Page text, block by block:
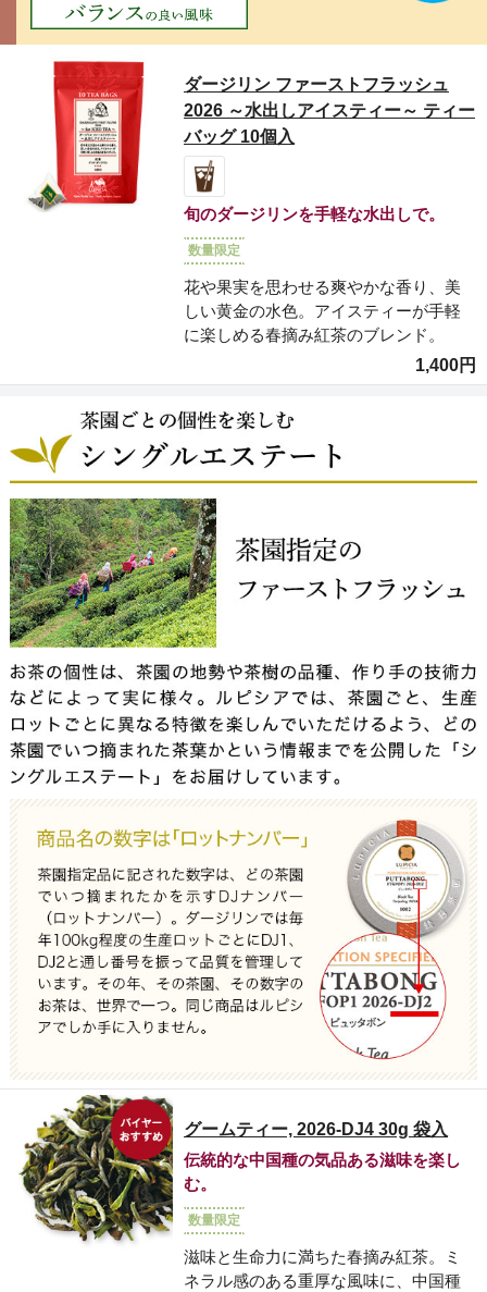
ダージリン ファーストフラッシュ
2026 ～水出しアイスティー～ ティー
バッグ 10個入
旬のダージリンを手軽な水出しで。
数量限定
花や果実を思わせる爽やかな香り、美
しい黄金の水色。アイスティーが手軽
に楽しめる春摘み紅茶のブレンド。
1,400円
グームティー, 2026-DJ4 30g 袋入
伝統的な中国種の気品ある滋味を楽し
む。
数量限定
滋味と生命力に満ちた春摘み紅茶。ミ
ネラル感のある重厚な風味に、中国種